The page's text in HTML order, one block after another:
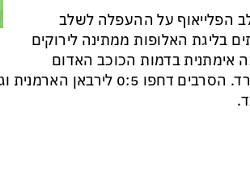
הפלייאוף על ההעפלה לשלב
בליגת האלופות ממתינה לירוקים
אימתנית בדמות הכוכב האדום
בלגרד. הסרבים דחפו 0:5